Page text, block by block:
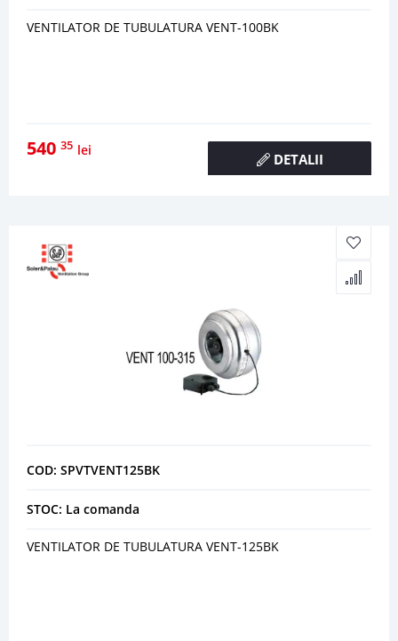
VENTILATOR DE TUBULATURA VENT-100BK
540 35 lei
DETALII
COD: SPVTVENT125BK
STOC: La comanda
VENTILATOR DE TUBULATURA VENT-125BK